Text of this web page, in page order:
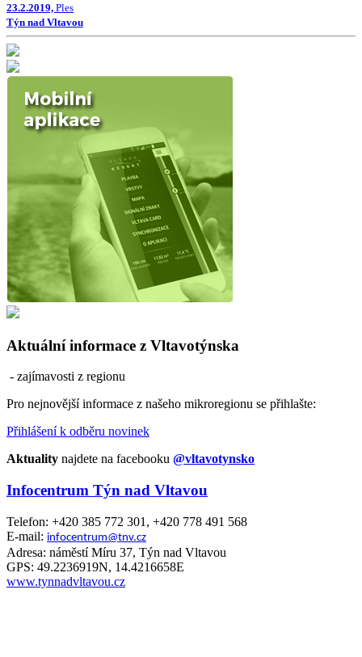
23.2.2019, Ples
Týn nad Vltavou
Aktuální informace z Vltavotýnska
- zajímavosti z regionu
Pro nejnovější informace z našeho mikroregionu se přihlašte:
Přihlášení k odběru novinek
Aktuality najdete na facebooku @vltavotynsko
Infocentrum Týn nad Vltavou
Telefon: +420 385 772 301, +420 778 491 568
E-mail: infocentrum@tnv.cz
Adresa: náměstí Míru 37, Týn nad Vltavou
GPS: 49.2236919N, 14.4216658E
www.tynnadvltavou.cz